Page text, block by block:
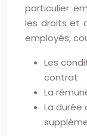
particulier
les droits et
employés,
Les
contrat
La
La durée